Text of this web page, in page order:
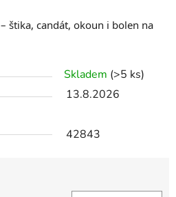
– štika, candát, okoun i bolen na
Skladem (>5 ks)
13.8.2026
42843